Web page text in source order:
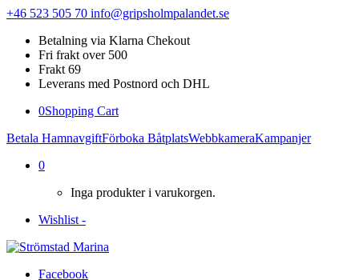
+46 523 505 70 info@gripsholmpalandet.se
Betalning via Klarna Chekout
Fri frakt over 500
Frakt 69
Leverans med Postnord och DHL
0Shopping Cart
Betala HamnavgiftFörboka BåtplatsWebbkameraKampanjer
0
Inga produkter i varukorgen.
Wishlist -
Facebook